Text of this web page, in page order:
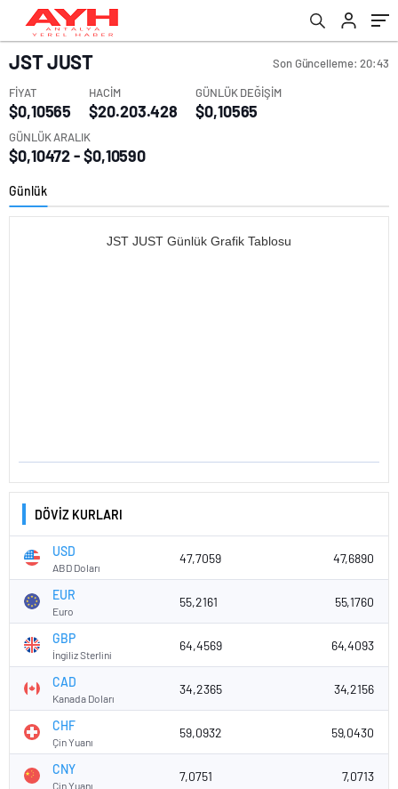
JSTJUST Son Güncelleme: 20:43
FİYAT
$0,10565
HACİM
$20.203.428
GÜNLÜK DEĞİŞİM
$0,10565
GÜNLÜK ARALIK
$0,10472 - $0,10590
Günlük
JST JUST Günlük Grafik Tablosu
DÖVİZ KURLARI
USD
ABD Doları
47,7059 47,6890
EUR
Euro
55,2161 55,1760
GBP
İngiliz Sterlini
64,4569 64,4093
CAD
Kanada Doları
34,2365 34,2156
CHF
Çin Yuanı
59,0932 59,0430
CNY
Çin Yuanı
7,0751 7,0713